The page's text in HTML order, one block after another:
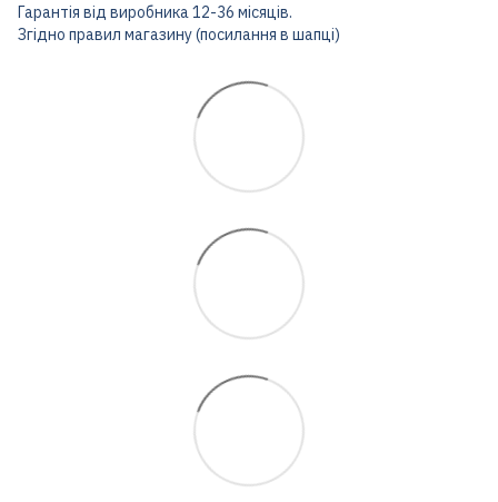
Гарантія від виробника 12-36 місяців.
Згідно правил магазину (посилання в шапці)